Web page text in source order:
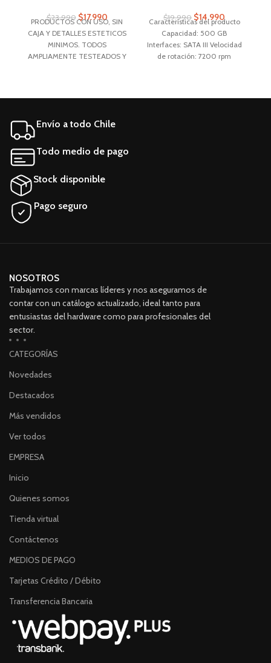
$23.990 $17.990
PRODUCTOS CON USO, SIN
CAJA Y DETALLES ESTETICOS
MINIMOS. TODOS
AMPLIAMENTE TESTEADOS Y
$19.990 $14.990
Características del producto
Capacidad: 500 GB
Interfaces: SATA III Velocidad
de rotación: 7200 rpm
Envío a todo Chile
Todo medio de pago
Stock disponible
Pago seguro
NOSOTROS
Trabajamos con marcas líderes y nos aseguramos de
contar con un catálogo actualizado, ideal tanto para
entusiastas del hardware como para profesionales del
sector.
CATEGORÍAS
Novedades
Destacados
Más vendidos
Ver todos
EMPRESA
Inicio
Quienes somos
Tienda virtual
Contáctenos
MEDIOS DE PAGO
Tarjetas Crédito / Débito
Transferencia Bancaria